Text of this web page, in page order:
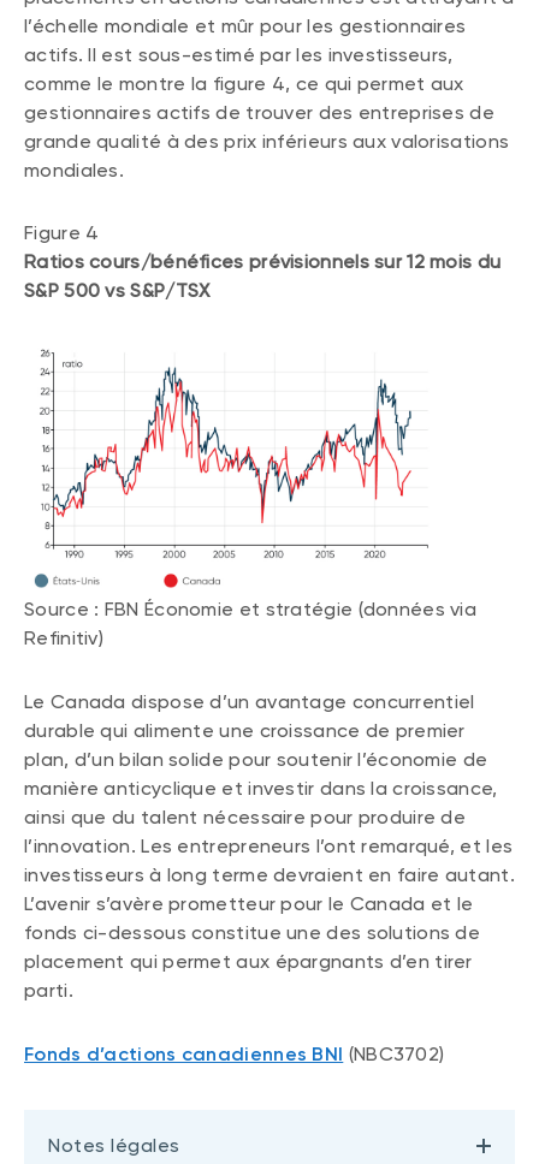
l’échelle mondiale et mûr pour les gestionnaires
actifs. Il est sous-estimé par les investisseurs,
comme le montre la figure 4, ce qui permet aux
gestionnaires actifs de trouver des entreprises de
grande qualité à des prix inférieurs aux valorisations
mondiales.
Figure 4
Ratios cours/bénéfices prévisionnels sur 12 mois du
S&P 500 vs S&P/TSX
Source : FBN Économie et stratégie (données via
Refinitiv)
Le Canada dispose d’un avantage concurrentiel
durable qui alimente une croissance de premier
plan, d’un bilan solide pour soutenir l’économie de
manière anticyclique et investir dans la croissance,
ainsi que du talent nécessaire pour produire de
l’innovation. Les entrepreneurs l’ont remarqué, et les
investisseurs à long terme devraient en faire autant.
L’avenir s’avère prometteur pour le Canada et le
fonds ci-dessous constitue une des solutions de
placement qui permet aux épargnants d’en tirer
parti.
Fonds d’actions canadiennes BNI (NBC3702)
Notes légales